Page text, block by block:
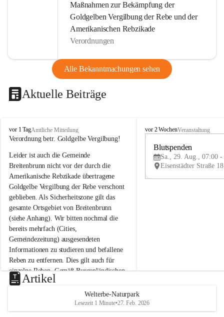
Maßnahmen zur Bekämpfung der
Goldgelben Vergilbung der Rebe und der
Amerikanischen Rebzikade
Verordnungen
Alle Bekanntmachungen sehen
Aktuelle Beiträge
B
r
i
t
e
n
b
r
u
n
n
a
m
N
e
u
s
d
vor 1 TagAmtliche Mitteilung
Verordnung betr. Goldgelbe Vergilbung!
Leider ist auch die Gemeinde
Breitenbrunn nicht vor der durch die
Amerikanische Rebzikade übertragene
Goldgelbe Vergilbung der Rebe verschont
geblieben. Als Sicherheitszone gilt das
gesamte Ortsgebiet von Breitenbrunn
(siehe Anhang). Wir bitten nochmal die
bereits mehrfach (Cities,
Gemeindezeitung) ausgesendeten
Informationen zu studieren und befallene
Reben zu entfernen. Dies gilt auch für
einzelne Reben. Gemäß Burgenländischen
Weinbaugesetz sind nicht gepflegte oder
unzulässige Weingärten zu roden! Bitte
helfen wir zusammen um unsere Winzer
vor den prognostizierten Ernteausfällen
B
e
u
e
d
vor 2 WochenVeranstaltung
Blutspenden
Sa., 29. Aug., 07:00 -
Artikel
Welterbe-Naturpark
Lesezeit 1 Minute•27. Feb. 2026